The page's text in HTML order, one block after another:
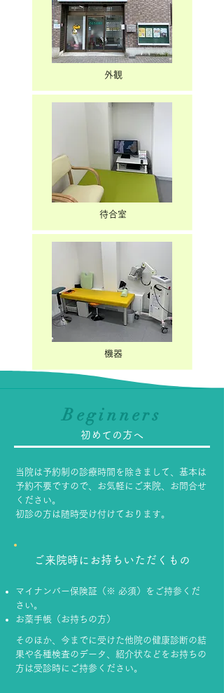
外観
待合室
機器
Beginners
初めての方へ
当院は予約制の診療時間を除きまして、基本は
予約不要ですので、お気軽にご来院、お問合せ
ください。
初診の方は随時受け付けております。
ご来院時にお持ちいただくもの
マイナンバー保険証（※ 必須）をご持参くだ
さい。
​お薬手帳（お持ちの方）
そのほか、今までに受けた他院の健康診断の結
果や各種検査のデータ、紹介状などをお持ちの
方は受診時にご持参ください。